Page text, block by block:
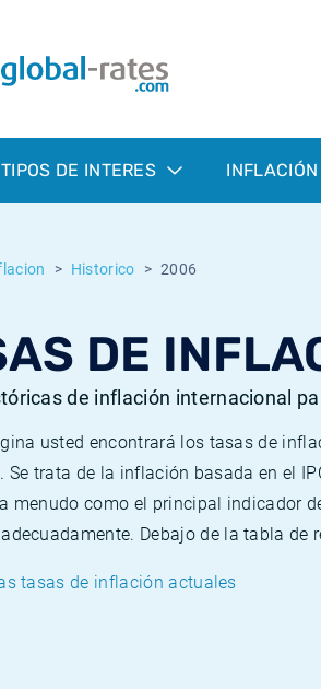
TIPOS DE INTERES INFLACIÓN
Historico 2006
DE
de inflación internacional
usted encontrará los tasas de
Se trata de la inflación basada en el
menudo como el principal indicador
Debajo de la tabla
tasas de inflación actuales